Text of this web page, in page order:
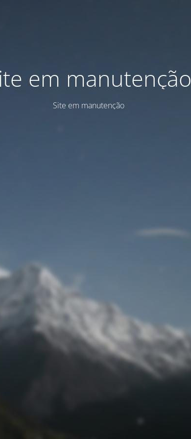
em manutenção
Site em manutenção